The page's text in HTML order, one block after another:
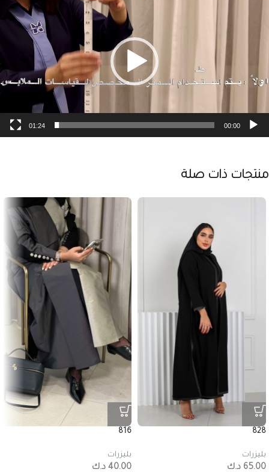
00:00
01:24
منتجات ذات صلة
828
بليزرات
65.00 د.ك
816
بليزرات
40.00 د.ك